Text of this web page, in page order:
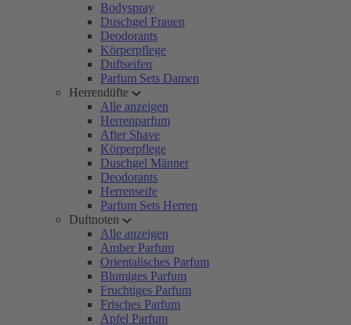
Bodyspray
Duschgel Frauen
Deodorants
Körperpflege
Duftseifen
Parfum Sets Damen
Herrendüfte
Alle anzeigen
Herrenparfum
After Shave
Körperpflege
Duschgel Männer
Deodorants
Herrenseife
Parfum Sets Herren
Duftnoten
Alle anzeigen
Amber Parfum
Orientalisches Parfum
Blumiges Parfum
Fruchtiges Parfum
Frisches Parfum
Apfel Parfum